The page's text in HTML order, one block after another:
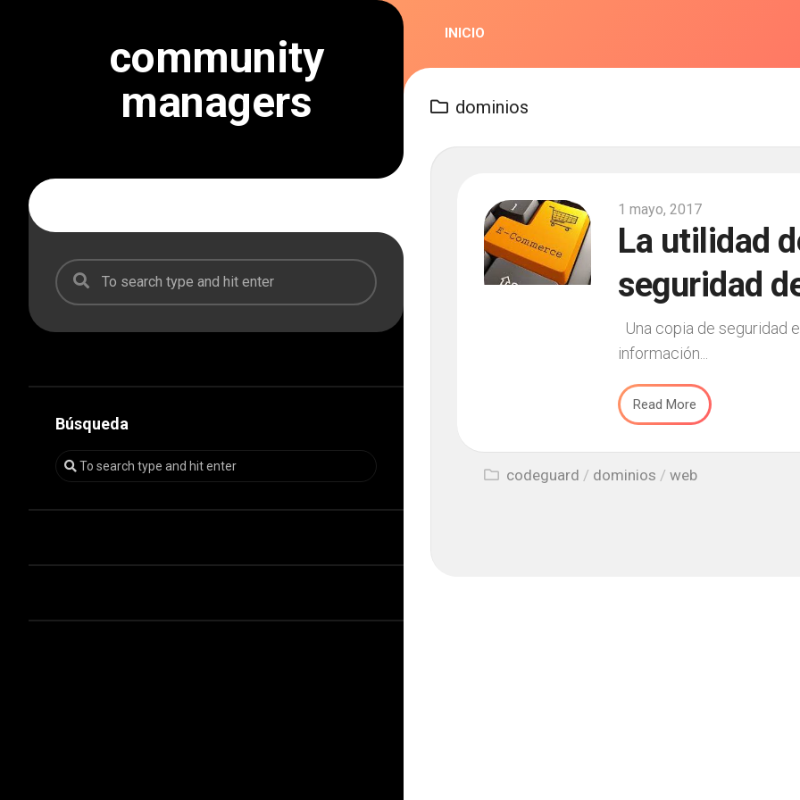
community
managers
Búsqueda
INICIO
dominios
1 mayo, 2017
La utilidad
seguridad
Una copia de seguridad
información...
Read More
codeguard / dominios / web